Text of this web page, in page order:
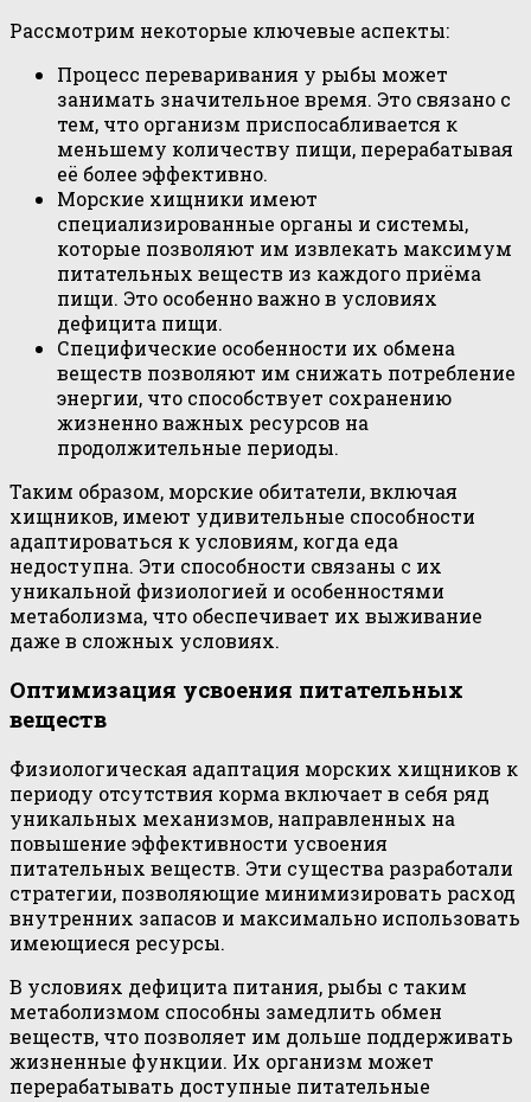
Рассмотрим некоторые ключевые аспекты:
Процесс переваривания у рыбы может
занимать значительное время. Это связано с
тем, что организм приспосабливается к
меньшему количеству пищи, перерабатывая
её более эффективно.
Морские хищники имеют
специализированные органы и системы,
которые позволяют им извлекать максимум
питательных веществ из каждого приёма
пищи. Это особенно важно в условиях
дефицита пищи.
Специфические особенности их обмена
веществ позволяют им снижать потребление
энергии, что способствует сохранению
жизненно важных ресурсов на
продолжительные периоды.
Таким образом, морские обитатели, включая
хищников, имеют удивительные способности
адаптироваться к условиям, когда еда
недоступна. Эти способности связаны с их
уникальной физиологией и особенностями
метаболизма, что обеспечивает их выживание
даже в сложных условиях.
Оптимизация усвоения питательных
веществ
Физиологическая адаптация морских хищников к
периоду отсутствия корма включает в себя ряд
уникальных механизмов, направленных на
повышение эффективности усвоения
питательных веществ. Эти существа разработали
стратегии, позволяющие минимизировать расход
внутренних запасов и максимально использовать
имеющиеся ресурсы.
В условиях дефицита питания, рыбы с таким
метаболизмом способны замедлить обмен
веществ, что позволяет им дольше поддерживать
жизненные функции. Их организм может
перерабатывать доступные питательные